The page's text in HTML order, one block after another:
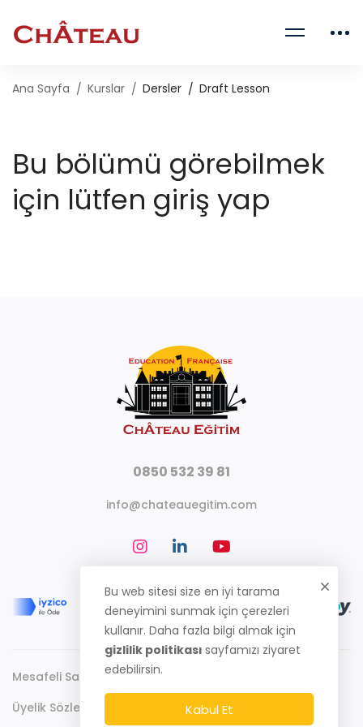
Ana Sayfa Kurslar Dersler Draft Lesson
Bu bölümü görebilmek
için lütfen giriş yap
0850 532 39 81
info@chateauegitim.com
Mesafeli Satış Sözleşmesi
Üyelik Sözleşmesi
Bu web sitesi size en iyi tarama
deneyimini sunmak için çerezleri
kullanır. Daha fazla bilgi almak için
gizlilik politikası sayfamızı ziyaret
edebilirsin.
Kabul Et